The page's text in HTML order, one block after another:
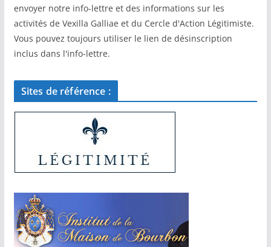
envoyer notre info-lettre et des informations sur les
activités de Vexilla Galliae et du Cercle d'Action Légitimiste.
Vous pouvez toujours utiliser le lien de désinscription
inclus dans l'info-lettre.
Sites de référence :